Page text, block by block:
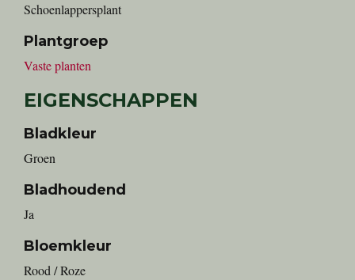
Schoenlappersplant
Plantgroep
Vaste planten
EIGENSCHAPPEN
Bladkleur
Groen
Bladhoudend
Ja
Bloemkleur
Rood / Roze